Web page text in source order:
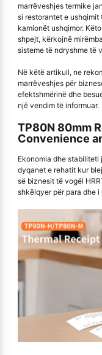
marrëveshjes termike
si restorantet e
kamionët ushqimor.
shpejt, kërkojnë
sisteme të ndryshme të
Në këtë artikull, ne
marrëveshjes për
efektshmërinë dhe
një vendim të informuar.
TP80N 80mm
Convenience
Ekonomia dhe
dyqanet e rehatit kur
së biznesit të vogël
shkëlqyer për para dhe